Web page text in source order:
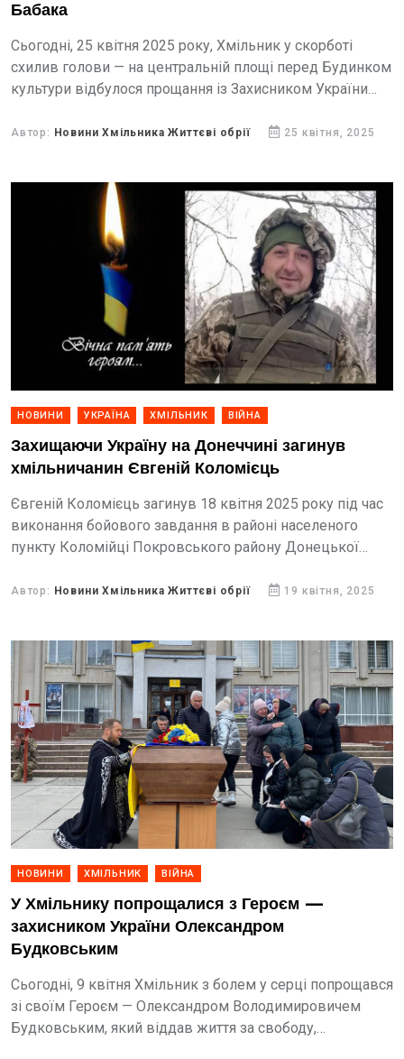
Бабака
Сьогодні, 25 квітня 2025 року, Хмільник у скорботі
схилив голови — на центральній площі перед Будинком
культури відбулося прощання із Захисником України
Автор: Новини Хмільника Життєві обрії 25 квітня, 2025
НОВИНИ УКРАЇНА ХМІЛЬНИК ВІЙНА
Захищаючи Україну на Донеччині загинув
хмільничанин Євгеній Коломієць
Євгеній Коломієць загинув 18 квітня 2025 року під час
виконання бойового завдання в районі населеного
пункту Коломійці Покровського району Донецької
Автор: Новини Хмільника Життєві обрії 19 квітня, 2025
НОВИНИ ХМІЛЬНИК ВІЙНА
У Хмільнику попрощалися з Героєм —
захисником України Олександром
Будковським
Сьогодні, 9 квітня Хмільник з болем у серці попрощався
зі своїм Героєм — Олександром Володимировичем
Будковським, який віддав життя за свободу,